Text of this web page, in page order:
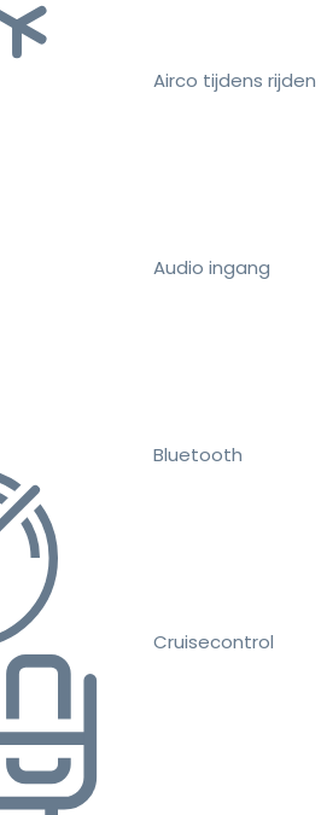
Airco tijdens rijden
Audio ingang
Bluetooth
Cruisecontrol